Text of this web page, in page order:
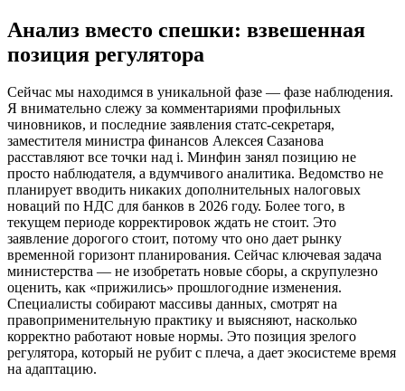
Анализ вместо спешки: взвешенная
позиция регулятора
Сейчас мы находимся в уникальной фазе — фазе наблюдения.
Я внимательно слежу за комментариями профильных
чиновников, и последние заявления статс-секретаря,
заместителя министра финансов Алексея Сазанова
расставляют все точки над i. Минфин занял позицию не
просто наблюдателя, а вдумчивого аналитика. Ведомство не
планирует вводить никаких дополнительных налоговых
новаций по НДС для банков в 2026 году. Более того, в
текущем периоде корректировок ждать не стоит. Это
заявление дорогого стоит, потому что оно дает рынку
временной горизонт планирования. Сейчас ключевая задача
министерства — не изобретать новые сборы, а скрупулезно
оценить, как «прижились» прошлогодние изменения.
Специалисты собирают массивы данных, смотрят на
правоприменительную практику и выясняют, насколько
корректно работают новые нормы. Это позиция зрелого
регулятора, который не рубит с плеча, а дает экосистеме время
на адаптацию.